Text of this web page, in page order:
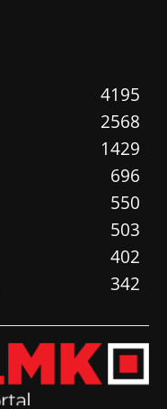
4195
2568
1429
696
550
503
402
342